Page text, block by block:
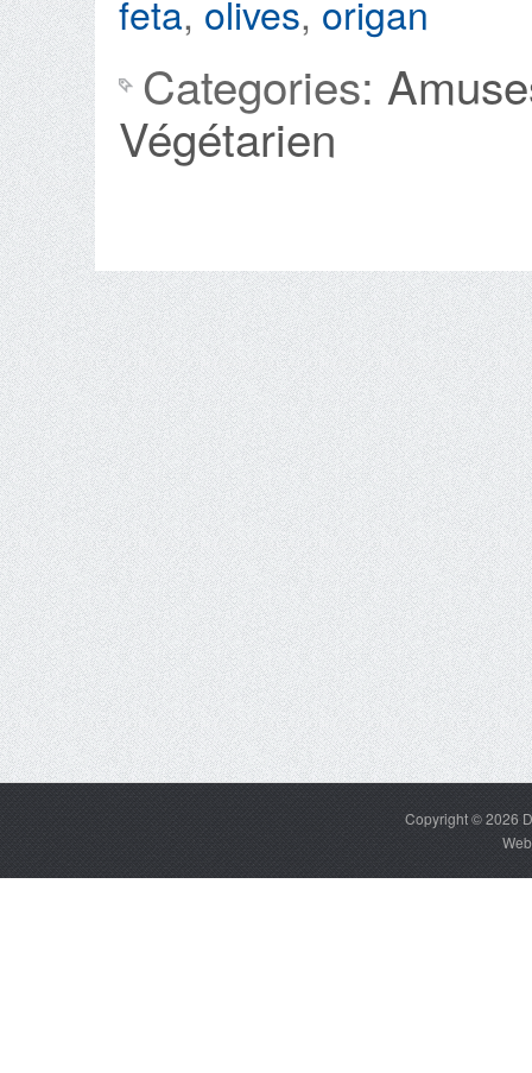
feta, olives, origan
Categories:
Végétarien
Copyright © 2026